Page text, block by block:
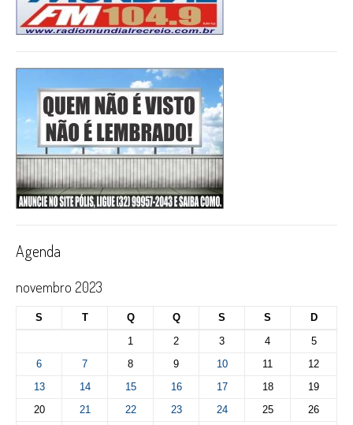
Agenda
novembro 2023
S T Q Q S S
D
1
2 3 4
5
6
7 8 9 10 11
12
13
14 15 16 17 18
19
20
21 22 23 24 25
26